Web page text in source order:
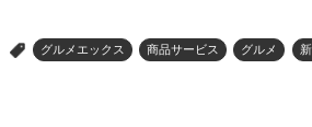
> グルメエックス 商品サービス グルメ